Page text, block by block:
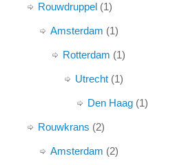
Rouwdruppel 1
Amsterdam 1
Rotterdam 1
Utrecht 1
Den Haag 1
Rouwkrans 2
Amsterdam 2